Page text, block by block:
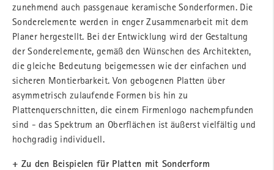
zunehmend auch passgenaue keramische Sonderformen. Die
Sonderelemente werden in enger Zusammenarbeit mit dem
Planer hergestellt. Bei der Entwicklung wird der Gestaltung
der Sonderelemente, gemäß den Wünschen des Architekten,
die gleiche Bedeutung beigemessen wie der einfachen und
sicheren Montierbarkeit. Von gebogenen Platten über
asymmetrisch zulaufende Formen bis hin zu
Plattenquerschnitten, die einem Firmenlogo nachempfunden
sind - das Spektrum an Oberflächen ist äußerst vielfältig und
hochgradig individuell.
+ Zu den Beispielen für Platten mit Sonderform